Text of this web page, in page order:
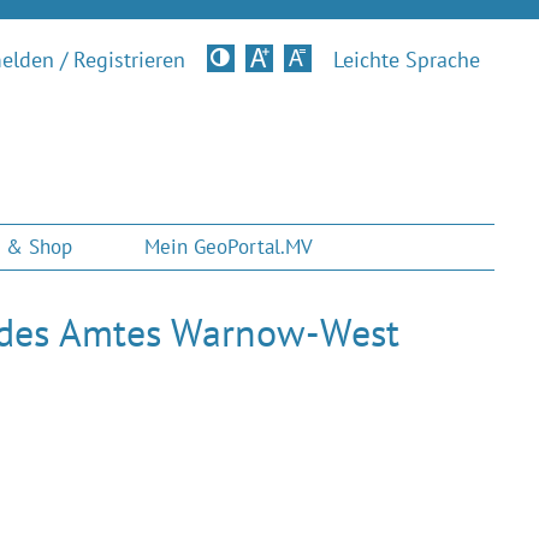
/ Registrieren KontrastversionLeichte Sprache
& Shop Mein GeoPortal.MV
Amtes Warnow-West